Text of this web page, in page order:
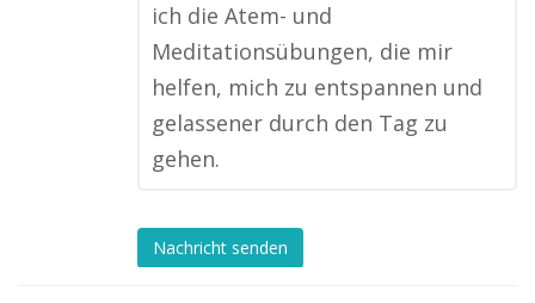
ich die Atem- und
Meditationsübungen, die mir
helfen, mich zu entspannen und
gelassener durch den Tag zu
gehen.
Nachricht senden